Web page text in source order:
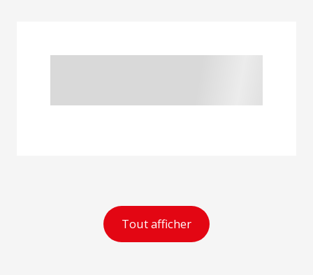
Tout afficher